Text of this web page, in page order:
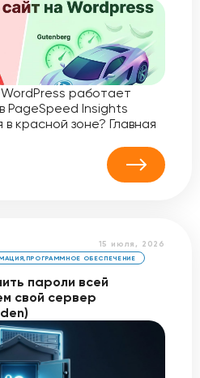
работает
PageSpeed Insights
красной зоне? Главная
15 июля, 2026
,ПРОГРАММНОЕ ОБЕСПЕЧЕНИЕ
пароли всей
свой сервер